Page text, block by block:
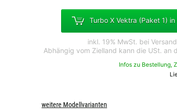
Turbo X Vektra (Paket 1)
inkl. 19% MwSt. bei
Abhängig vom Zielland kann die USt. an
Infos zu Bestellung,
weitere Modellvarianten